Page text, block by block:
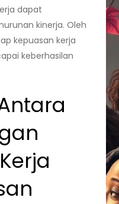
dapat
kinerja. Oleh
kepuasan kerja
keberhasilan